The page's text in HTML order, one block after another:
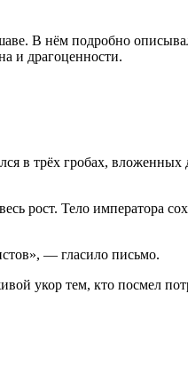
В нём подробно
и драгоценности.
в трёх гробах, вложенных
рост. Тело императора
— гласило письмо.
укор тем, кто посмел